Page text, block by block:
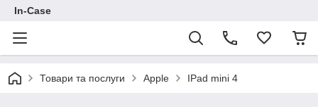
In-Case
Товари та послуги Apple IPad mini 4